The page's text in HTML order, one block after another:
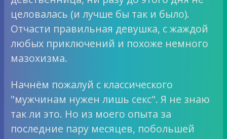
целовалась (и лучше бы так и было).
Отчасти правильная девушка, с жаждой
любых приключений и похоже немного
мазохизма.
Начнём пожалуй с классического
"мужчинам нужен лишь секс". Я не знаю
так ли это. Но из моего опыта за
последние пару месяцев, побольшей